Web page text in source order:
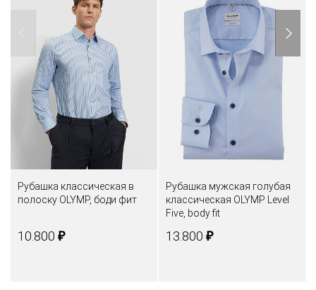
Рубашка классическая в
полоску OLYMP, боди фит
10.800 ₽
Рубашка мужская голубая
классическая OLYMP Level
Five, body fit
13.800 ₽